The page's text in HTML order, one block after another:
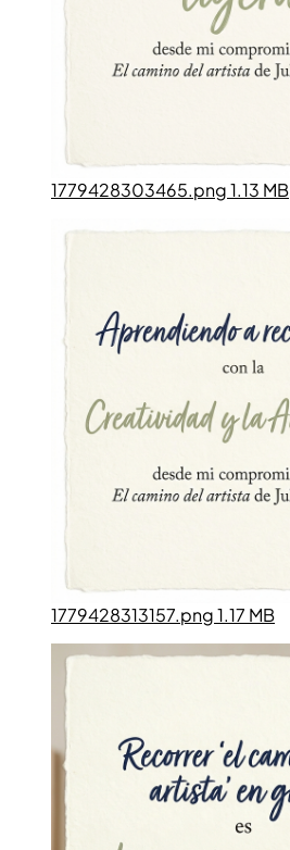
1779428303465.png 1.13 MB
1779428313157.png 1.17 MB